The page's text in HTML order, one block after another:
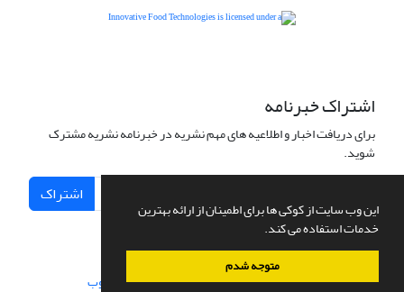
این وب سایت از کوکی ها برای اطمینان از ارائه بهترین
خدمات استفاده می کند.
متوجه شدم
اشتراک خبرنامه
برای دریافت اخبار و اطلاعیه های مهم نشریه در خبرنامه نشریه مشترک
شوید.
اشتراک
سامانه مدیریت نشریات علمی.طراحی و پیاده سازی از سیناوب